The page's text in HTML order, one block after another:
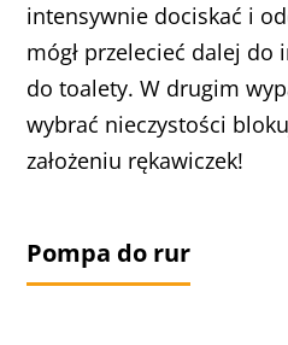
intensywnie dociskać i
mógł przelecieć dalej
do toalety. W drugim
wybrać nieczystości
założeniu rękawiczek!
Pompa do rur